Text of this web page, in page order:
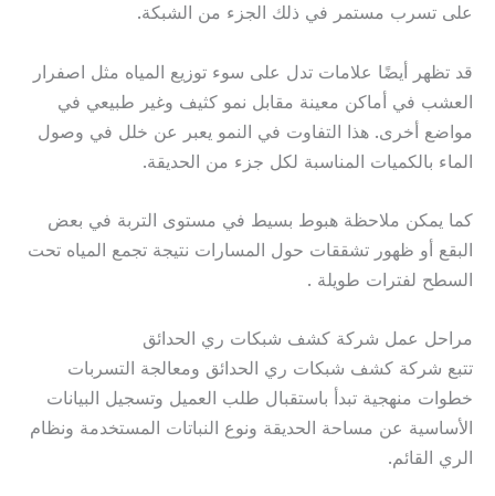
على تسرب مستمر في ذلك الجزء من الشبكة.
قد تظهر أيضًا علامات تدل على سوء توزيع المياه مثل اصفرار
العشب في أماكن معينة مقابل نمو كثيف وغير طبيعي في
مواضع أخرى. هذا التفاوت في النمو يعبر عن خلل في وصول
الماء بالكميات المناسبة لكل جزء من الحديقة.
كما يمكن ملاحظة هبوط بسيط في مستوى التربة في بعض
البقع أو ظهور تشققات حول المسارات نتيجة تجمع المياه تحت
السطح لفترات طويلة .
مراحل عمل شركة كشف شبكات ري الحدائق
تتبع شركة كشف شبكات ري الحدائق ومعالجة التسربات
خطوات منهجية تبدأ باستقبال طلب العميل وتسجيل البيانات
الأساسية عن مساحة الحديقة ونوع النباتات المستخدمة ونظام
الري القائم.